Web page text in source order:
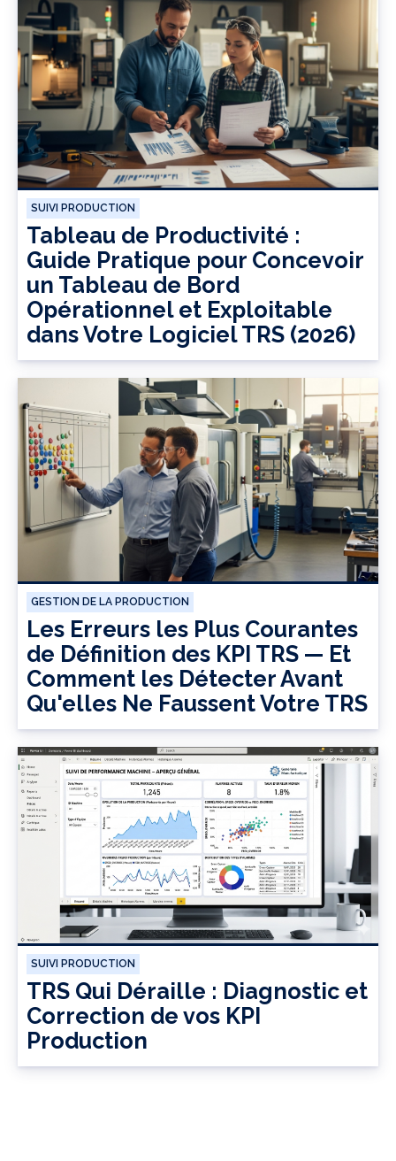
SUIVI PRODUCTION
Tableau de Productivité :
Guide Pratique pour Concevoir
un Tableau de Bord
Opérationnel et Exploitable
dans Votre Logiciel TRS (2026)
GESTION DE LA PRODUCTION
Les Erreurs les Plus Courantes
de Définition des KPI TRS — Et
Comment les Détecter Avant
Qu'elles Ne Faussent Votre TRS
SUIVI PRODUCTION
TRS Qui Déraille : Diagnostic et
Correction de vos KPI
Production